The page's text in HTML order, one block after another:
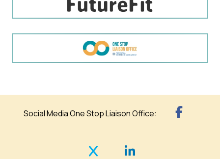
Social Media One Stop Liaison Office: